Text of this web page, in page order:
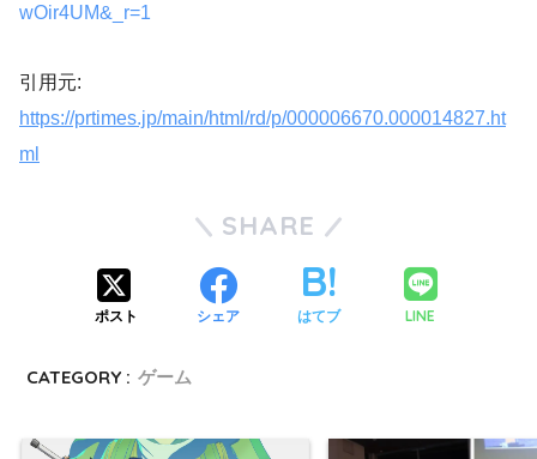
wOir4UM&_r=1
引用元:
https://prtimes.jp/main/html/rd/p/000006670.000014827.ht
ml
SHARE
ポスト シェア はてブ LINE
CATEGORY : ゲーム